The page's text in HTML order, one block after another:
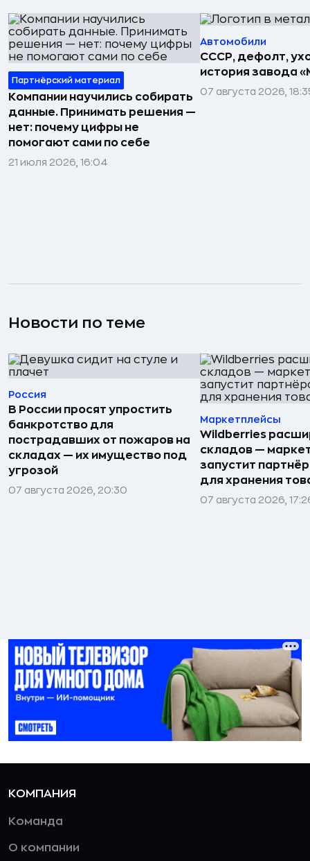
Партнёрский материал
Компании научились собирать
данные. Принимать решения —
нет: почему цифры не
помогают сами по себе
21 июля 2026, 16:04
Автомобили
СССР, дефолт,
история завода
07 августа 2026,
Новости по теме
Россия
В России просят упростить
банкротство для
пострадавших от пожаров на
складах — их имущество под
угрозой
07 августа 2026, 20:30
Маркетплейсы
Wildberries
складов —
запустит
для хранения
07 августа 2026,
КОМПАНИЯ
Команда
О компании